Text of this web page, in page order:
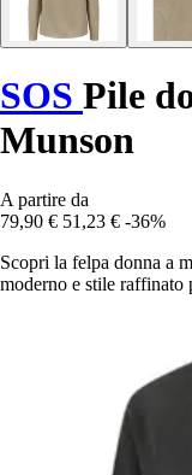
SOS Pile
Munson
A partire da
79,90 € 51,23 € -36%
Scopri la felpa donna a
moderno e stile raffinato